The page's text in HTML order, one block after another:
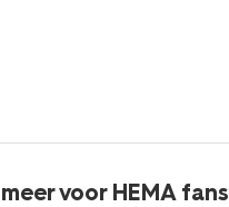
meer voor HEMA fans